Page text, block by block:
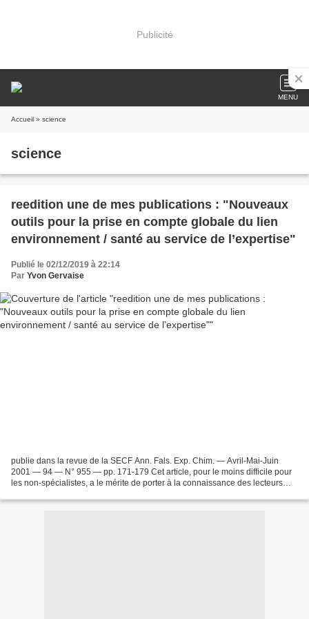
Publicité
MENU
Accueil » science
science
reedition une de mes publications : "Nouveaux
outils pour la prise en compte globale du lien
environnement / santé au service de l’expertise"
Publié le 02/12/2019 à 22:14
Par Yvon Gervaise
publie dans la revue de la SECF Ann. Fals. Exp. Chim. — Avril-Mai-Juin
2001 — 94 — N° 955 — pp. 171-179 Cet article, pour le moins difficile pour
les non-spécialistes, a le mérite de porter à la connaissance des lecteurs